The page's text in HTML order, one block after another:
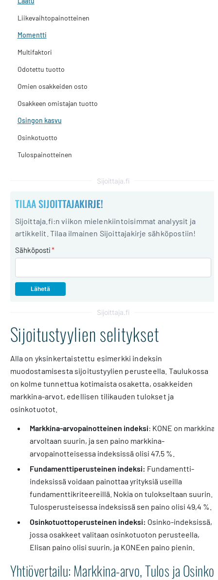
Liikevaihtopainotteinen
Momentti
Multifaktori
Odotettu tuotto
Omien osakkeiden osto
Osakkeen omistajan tuotto
Osingon kasvu
Osinkotuotto
Tulospainotteinen
Sijoittaja.fi
TILAA SIJOITTAJAKIRJE!
Sijoittaja.fi:n viikon mielenkiintoisimmat analyysit ja
artikkelit. Tilaa ilmainen Sijoittajakirje sähköpostiin!
Sähköposti*
Sijoittaja.fi
Sijoitustyylien selitykset
Alla on yksinkertaistettu esimerkki indeksin
muodostamisesta sijoitustyylien perusteella. Taulukossa
on kolme tunnettua kotimaista osaketta, osakkeiden
markkina-arvot, edellisen tilikauden tulokset ja
osinkotuotot.
Markkina-arvopainotteinen indeksi: KONE on markkina-
arvoltaan suurin, ja sen paino markkina-
arvopainotteisessa indeksissä olisi 47,5 %.
Fundamenttiperusteinen indeksi: Fundamentti-
indeksissä voidaan painottaa yrityksiä useilla
fundamenttikriteereillä. Nokia on tulokseltaan suurin.
Tulosperusteisessa indeksissä sen paino olisi 49,4 %.
Osinkotuottoperusteinen indeksi: Osinko-indeksissä,
jossa osakkeet valitaan osinkotuoton perusteella,
Elisan paino olisi suurin, ja KONEen paino pienin.
Yhtiövertailu: Markkina-arvo, Tulos ja Osinko